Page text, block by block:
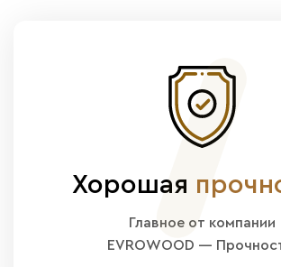
Хорошая
Главное от компании
EVROWOOD —